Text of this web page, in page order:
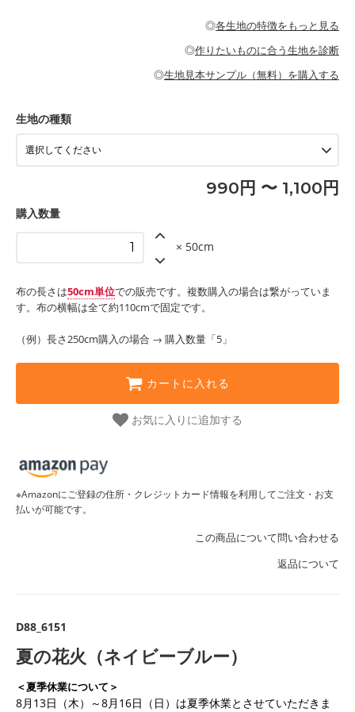
・カーテン、エプロン、テーブルクロスなどの暮らしのアイテム
・パンツ、タックスカートなどのボトムス
もっと詳しく見る
耐久性があります。トートバッグ・ポーチ・ペンケースなどの布
小物、インテリア用品に向いています。
・工作用エプロン
もっと詳しく見る
◎各生地の特徴をもっと見る
◎作りたいものに合う生地を診断
◎生地見本サンプル（無料）を購入する
生地の種類
990円 〜 1,100円
購入数量
× 50cm
布の長さは50cm単位での販売です。複数購入の場合は繋がっていま
す。布の横幅は全て約110cmで固定です。
（例）長さ250cm購入の場合 → 購入数量「5」
カートに入れる
お気に入りに追加する
※Amazonにご登録の住所・クレジットカード情報を利用してご注文・お支
払いが可能です。
この商品について問い合わせる
返品について
D88_6151
夏の花火（ネイビーブルー）
＜夏季休業について＞
8月13日（木）～8月16日（日）は夏季休業とさせていただきま